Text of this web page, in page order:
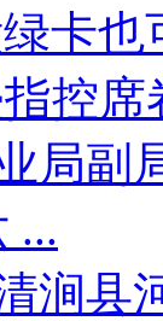
卡也
控席
局副
...
涧县